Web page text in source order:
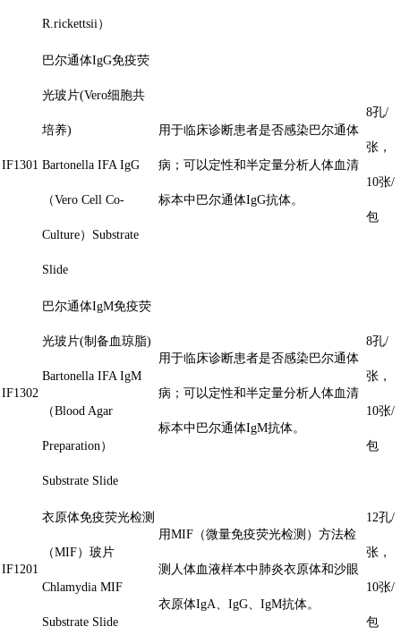
R.rickettsii）
IF1301
巴尔通体IgG免疫荧
光玻片(Vero细胞共
培养)
Bartonella IFA IgG
（Vero Cell Co-
Culture）Substrate
Slide
用于临床诊断患者是否感染巴尔通体
病；可以定性和半定量分析人体血清
标本中巴尔通体IgG抗体。
8孔/
张，
10张/
包
IF1302
巴尔通体IgM免疫荧
光玻片(制备血琼脂)
Bartonella IFA IgM
（Blood Agar
Preparation）
Substrate Slide
用于临床诊断患者是否感染巴尔通体
病；可以定性和半定量分析人体血清
标本中巴尔通体IgM抗体。
8孔/
张，
10张/
包
IF1201
衣原体免疫荧光检测
（MIF）玻片
Chlamydia MIF
Substrate Slide
用MIF（微量免疫荧光检测）方法检
测人体血液样本中肺炎衣原体和沙眼
衣原体IgA、IgG、IgM抗体。
12孔/
张，
10张/
包